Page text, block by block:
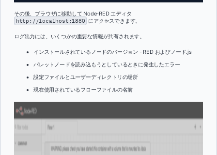
その後、ブラウザに移動して Node-RED エディタ
http://localhost:1880 にアクセスできます。
ログ出力には、いくつかの重要な情報が共有されます。
インストールされているノードのバージョン - RED およびノード.js
パレットノードを読み込もうとしているときに発生したエラー
設定ファイルとユーザーディレクトリの場所
現在使用されているフローファイルの名前